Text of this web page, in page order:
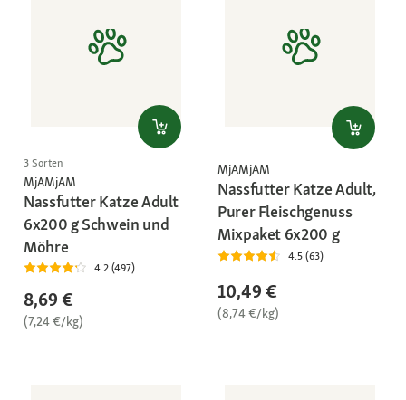
3 Sorten
MjAMjAM
Nassfutter Katze Adult
6x200 g Schwein und
Möhre
4.2 (497)
8,69 €
(7,24 €/kg)
MjAMjAM
Nassfutter Katze Adult,
Purer Fleischgenuss
Mixpaket 6x200 g
4.5 (63)
10,49 €
(8,74 €/kg)